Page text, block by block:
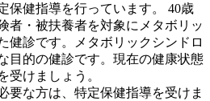
保健指導を行っています。 40歳
者・被扶養者を対象にメタボリッ
健診です。メタボリックシンドロ
目的の健診です。現在の健康状態
受けましょう。
要な方は、特定保健指導を受けま